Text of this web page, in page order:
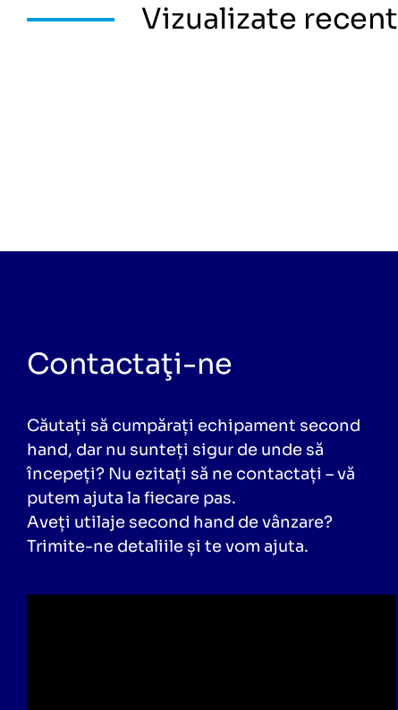
Vizualizate recent
Contactaţi-ne
Căutați să cumpărați echipament second
hand, dar nu sunteți sigur de unde să
începeți? Nu ezitați să ne contactați – vă
putem ajuta la fiecare pas.
Aveți utilaje second hand de vânzare?
Trimite-ne detaliile și te vom ajuta.